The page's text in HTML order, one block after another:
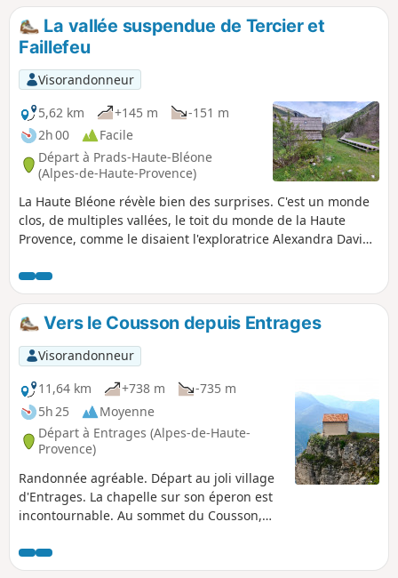
La vallée suspendue de Tercier et
Faillefeu
Visorandonneur
5,62 km
+145 m
-151 m
2h 00
Facile
Départ à Prads-Haute-Bléone
(Alpes-de-Haute-Provence)
La Haute Bléone révèle bien des surprises. C'est un monde
clos, de multiples vallées, le toit du monde de la Haute
Provence, comme le disaient l'exploratrice Alexandra David
tranquille, pour découvrir la vallée de Tercier, suspendue
au-dessus de falaises et d'une cascade, close entre deux
hautes chaînes de montagnes et le cirque de Vachières. Cet
itinéraire en parcourt le fond, jusqu'au site de l'ancienne
abbaye de Faillefeu, en suivant l'agréable torrent de l'Aune.
Vers le Cousson depuis Entrages
Visorandonneur
11,64 km
+738 m
-735 m
5h 25
Moyenne
Départ à Entrages (Alpes-de-Haute-
Provence)
Randonnée agréable. Départ au joli village
d'Entrages. La chapelle sur son éperon est
incontournable. Au sommet du Cousson,